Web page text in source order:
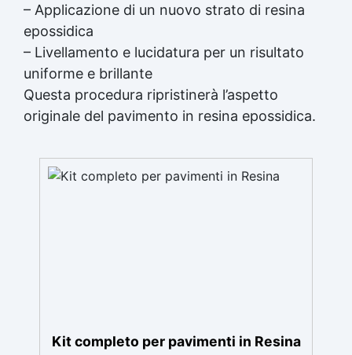
– Applicazione di un nuovo strato di resina
epossidica
– Livellamento e lucidatura per un risultato
uniforme e brillante
Questa procedura ripristinerà l’aspetto
originale del pavimento in resina epossidica.
Kit completo per pavimenti in Resina